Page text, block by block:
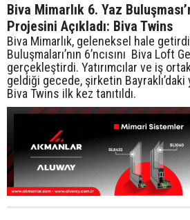
Biva Mimarlık 6. Yaz
Projesini Açıkladı: Biva Twins
Biva Mimarlık, geleneksel hale
Buluşmaları’nın 6’ncısını Biva Loft
gerçekleştirdi. Yatırımcılar ve iş
geldiği gecede, şirketin
Biva Twins ilk kez tanıtıldı.